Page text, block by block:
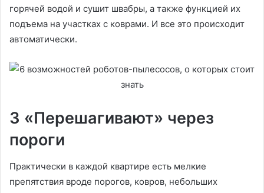
горячей водой и сушит швабры, а также функцией их
подъема на участках с коврами. И все это происходит
автоматически.
3 «Перешагивают» через
пороги
Практически в каждой квартире есть мелкие
препятствия вроде порогов, ковров, небольших